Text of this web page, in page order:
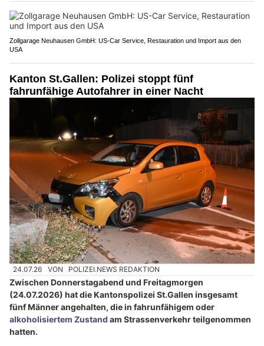
Zollgarage Neuhausen GmbH: US-Car Service, Restauration und Import aus den
USA
Kanton St.Gallen: Polizei stoppt fünf
fahrunfähige Autofahrer in einer Nacht
24.07.26 VON POLIZEI.NEWS REDAKTION
Zwischen Donnerstagabend und Freitagmorgen
(24.07.2026) hat die Kantonspolizei St.Gallen insgesamt
fünf Männer angehalten, die in fahrunfähigem oder
alkoholisiertem Zustand am Strassenverkehr teilgenommen
hatten.